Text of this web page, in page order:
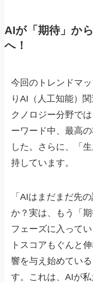
AIが「期待」か
へ！
今回のトレンドマ
りAI（人工知能）
クノロジー分野で
ーワード中、最高
した。さらに、「
持しています。
「AIはまだまだ先
か？実は、もう「
フェーズに入って
トスコアもぐんと
響を与え始めてい
す。これは、AIが